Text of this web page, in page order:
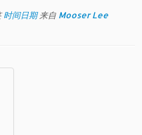
时间日期来自 Mooser Lee